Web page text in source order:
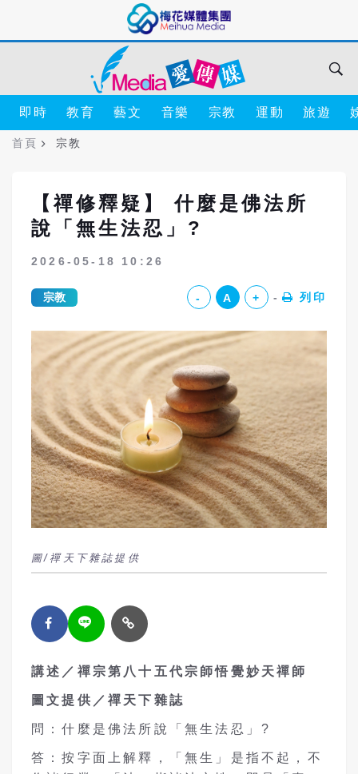
即時 教育 藝文 音樂 宗教 運動 旅遊
首頁 宗教
【禪修釋疑】 什麼是佛法所
說「無生法忍」?
2026-05-18 10:26
宗教 - A + 列印
圖/禪天下雜誌提供
講述／禪宗第八十五代宗師悟覺妙天禪師
圖文提供／禪天下雜誌
問：什麼是佛法所說「無生法忍」?
答：按字面上解釋，「無生」是指不起，不